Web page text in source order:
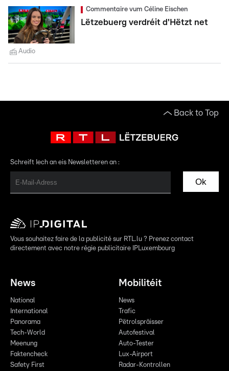
Commentaire vum Céline Eischen
Lëtzebuerg verdréit d'Hëtzt net
Audio
Back to Top
Schreift Iech an eis Newsletteren an :
Ok
Vous souhaitez faire de la publicité sur RTL.lu ? Prenez contact
directement avec notre régie publicitaire IPLuxembourg
News
National
International
Panorama
Tech-World
Meenung
Faktencheck
Safety First
Mobilitéit
News
Trafic
Pëtrolspräisser
Autofestival
Auto-Tester
Lux-Airport
Radar-Kontrollen